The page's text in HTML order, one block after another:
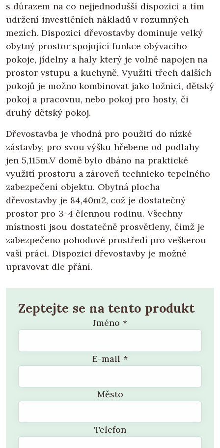
s důrazem na co nejjednodušší dispozici a tím
udržení investičních nákladů v rozumných
mezích. Dispozici dřevostavby dominuje velký
obytný prostor spojující funkce obývacího
pokoje, jídelny a haly který je volně napojen na
prostor vstupu a kuchyně. Využití třech dalších
pokojů je možno kombinovat jako ložnici, dětský
pokoj a pracovnu, nebo pokoj pro hosty, či
druhý dětský pokoj.
Dřevostavba je vhodná pro použití do nízké
zástavby, pro svou výšku hřebene od podlahy
jen 5,115m.V domě bylo dbáno na praktické
využití prostoru a zároveň technicko tepelného
zabezpečení objektu. Obytná plocha
dřevostavby je 84,40m2, což je dostatečný
prostor pro 3-4 člennou rodinu. Všechny
místnosti jsou dostatečně prosvětleny, čímž je
zabezpečeno pohodové prostředí pro veškerou
vaši práci. Dispozici dřevostavby je možné
upravovat dle přání.
Zeptejte se na tento produkt
Jméno *
E-mail *
Město
Telefon